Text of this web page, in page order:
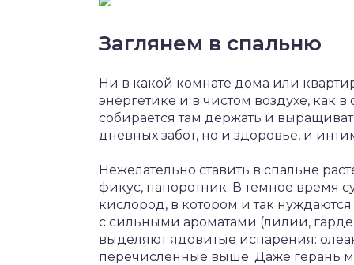
Заглянем в спальню
Ни в какой комнате дома или
энергетике и в чистом воздухе, как
собирается там держать и
дневных забот, но и здоровье, и
Нежелательно ставить в спальне
фикус, папоротник. В темное время
кислород, в котором и так
с сильными ароматами (лилии,
выделяют ядовитые испарения:
перечисленные выше. Даже герань